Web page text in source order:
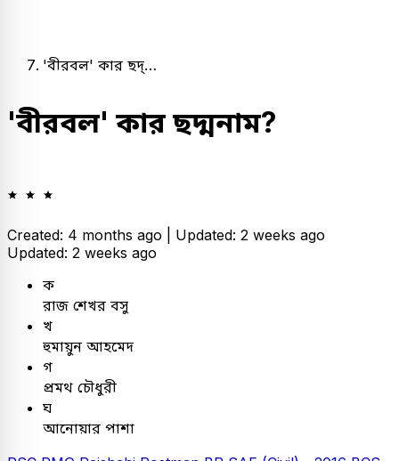
'বীরবল' কার ছদ্…
'বীরবল' কার ছদ্মনাম?
Created: 4 months ago | Updated: 2 weeks ago
Updated: 2 weeks ago
ক
রাজ শেখর বসু
খ
হুমায়ুন আহমেদ
গ
প্রমথ চৌধুরী
ঘ
আনোয়ার পাশা